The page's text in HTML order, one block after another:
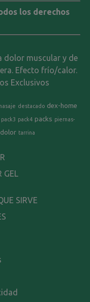
los derechos
dolor muscular y de
Efecto frío/calor.
Exclusivos
destacado dex-home
pack3 pack4 packs piernas-
tarrina
GEL
SIRVE